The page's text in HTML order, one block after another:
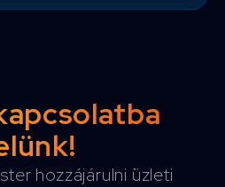
hozzájárulni üzleti